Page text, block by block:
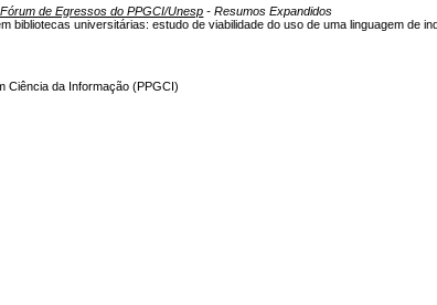
de Egressos do PPGCI/Unesp - Resumos Expandidos
bibliotecas universitárias: estudo de viabilidade do uso de uma linguagem de
Ciência da Informação (PPGCI)